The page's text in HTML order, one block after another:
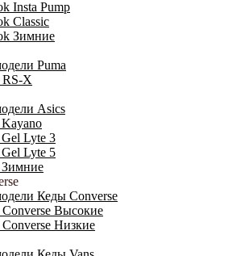
Insta Pump
Classic
Зимние
Puma
RS-X
Asics
Lyte 3
Lyte 5
Зимние
Кеды Converse
Высокие
Низкие